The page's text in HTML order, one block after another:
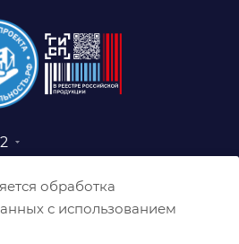
обработка
с использованием